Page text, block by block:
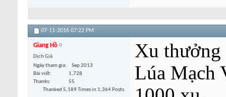
07-11-2016 07:22 PM
Giang Hồ
Dịch Giả
Ngày tham gia
Sep 2013
Bài viết
1,728
Thanks
55
Thanked 5,189 Times in 1,364 Posts
Xu thưởng
Lúa Mạch